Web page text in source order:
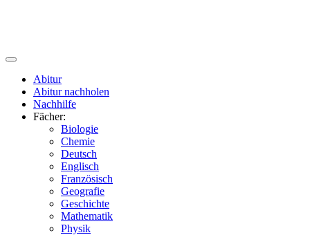
Abitur
Abitur nachholen
Nachhilfe
Fächer:
Biologie
Chemie
Deutsch
Englisch
Französisch
Geografie
Geschichte
Mathematik
Physik